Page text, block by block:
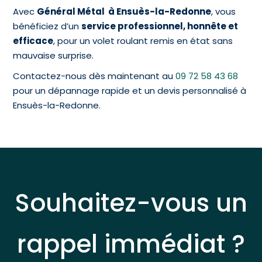
Avec Général Métal à Ensuès-la-Redonne, vous
bénéficiez d’unservice professionnel, honnête et
efficace, pour un volet roulant remis en état sans
mauvaise surprise.
Contactez-nous dès maintenant au09 72 58 43 68
pour un dépannage rapide et un devis personnalisé à
Ensuès-la-Redonne.
Souhaitez-vous un
rappel immédiat ?